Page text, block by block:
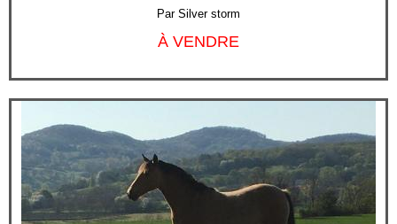
Par Silver storm
À VENDRE